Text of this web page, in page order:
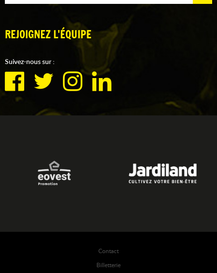
REJOIGNEZ L'ÉQUIPE
Suivez-nous sur :
Contact
Billetterie